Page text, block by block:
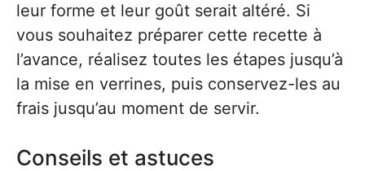
leur forme et leur goût serait altéré. Si
vous souhaitez préparer cette recette à
l’avance, réalisez toutes les étapes jusqu’à
la mise en verrines, puis conservez-les au
frais jusqu’au moment de servir.
Conseils et astuces